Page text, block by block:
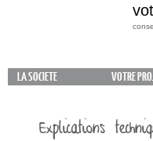
LA SOCIETE VOTRE
Explications